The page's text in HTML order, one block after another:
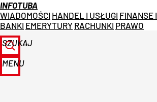
INFOTUBA
WIADOMOŚCI HANDEL I USŁUGI FINANSE I
BANKI EMERYTURY RACHUNKI PRAWO
SZUKAJ
MENU